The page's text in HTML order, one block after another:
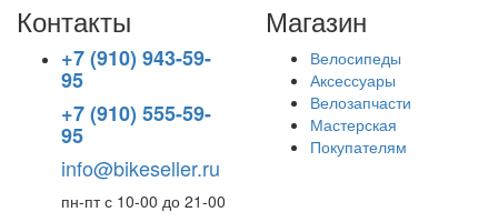
Контакты
+7 (910) 943-59-
95
+7 (910) 555-59-
95
info@bikeseller.ru
пн-пт с 10-00 до 21-00
Магазин
Велосипеды
Аксессуары
Велозапчасти
Мастерская
Покупателям